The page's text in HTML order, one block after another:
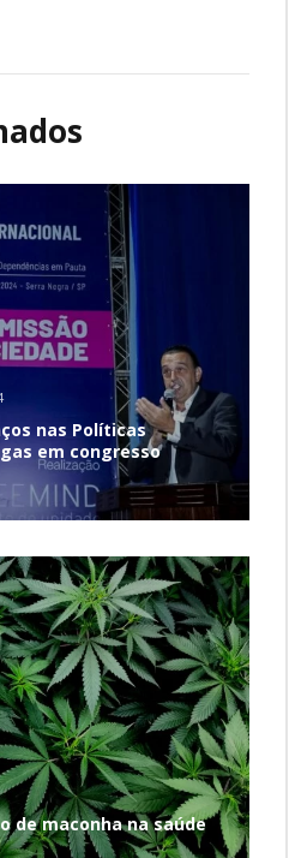
nas Políticas
em congresso
de maconha na saúde